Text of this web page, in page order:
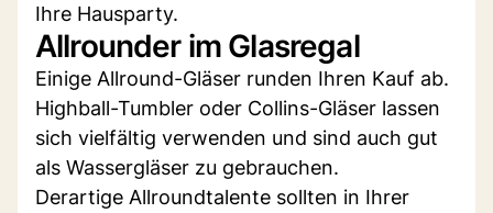
Ihre Hausparty.
Allrounder im Glasregal
Einige Allround-Gläser runden Ihren Kauf ab.
Highball-Tumbler oder Collins-Gläser lassen
sich vielfältig verwenden und sind auch gut
als Wassergläser zu gebrauchen.
Derartige Allroundtalente sollten in Ihrer